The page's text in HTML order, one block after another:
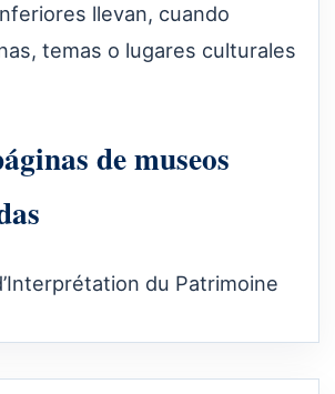
llevan, cuando
temas o lugares culturales
de museos
du Patrimoine